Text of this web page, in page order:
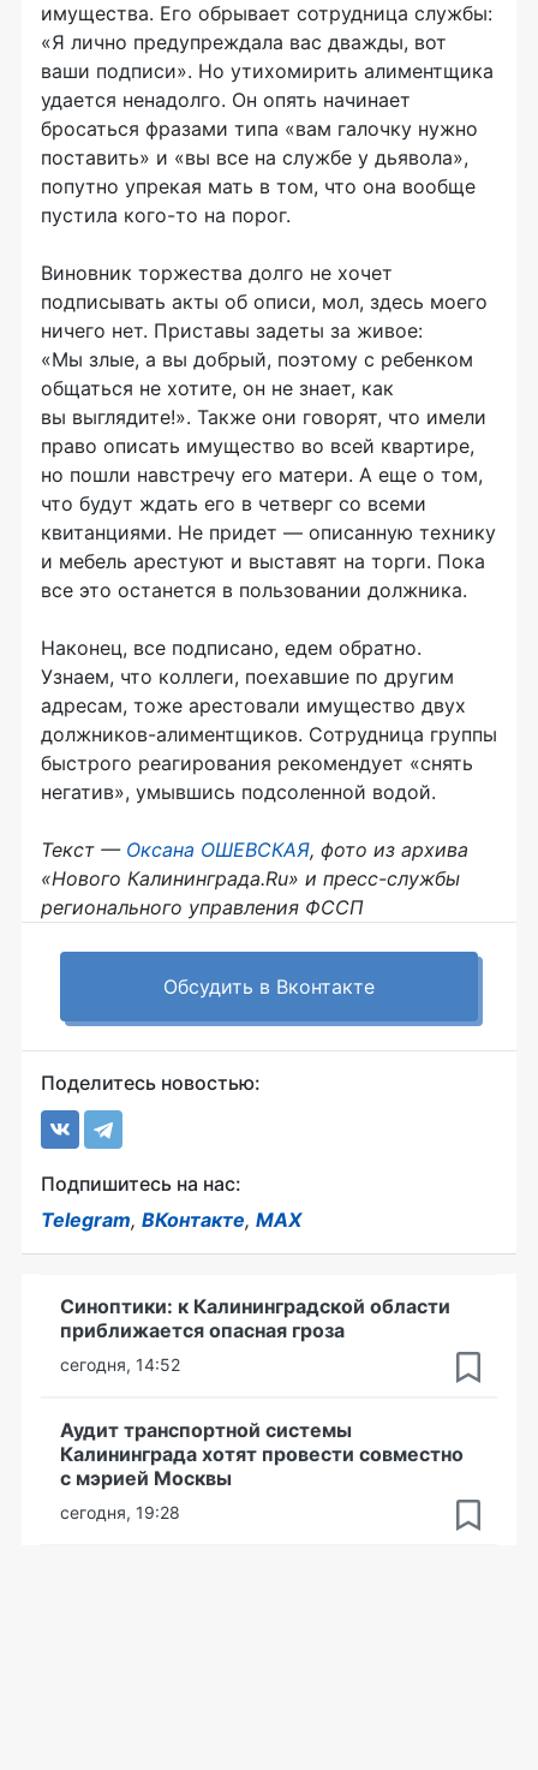
имущества. Его обрывает сотрудница службы:
«Я лично предупреждала вас дважды, вот
ваши подписи». Но утихомирить алиментщика
удается ненадолго. Он опять начинает
бросаться фразами типа «вам галочку нужно
поставить» и «вы все на службе у дьявола»,
попутно упрекая мать в том, что она вообще
пустила кого-то на порог.
Виновник торжества долго не хочет
подписывать акты об описи, мол, здесь моего
ничего нет. Приставы задеты за живое:
«Мы злые, а вы добрый, поэтому с ребенком
общаться не хотите, он не знает, как
вы выглядите!». Также они говорят, что имели
право описать имущество во всей квартире,
но пошли навстречу его матери. А еще о том,
что будут ждать его в четверг со всеми
квитанциями. Не придет — описанную технику
и мебель арестуют и выставят на торги. Пока
все это останется в пользовании должника.
Наконец, все подписано, едем обратно.
Узнаем, что коллеги, поехавшие по другим
адресам, тоже арестовали имущество двух
должников-алиментщиков. Сотрудница группы
быстрого реагирования рекомендует «снять
негатив», умывшись подсоленной водой.
Текст — Оксана ОШЕВСКАЯ, фото из архива
«Нового Калининграда.Ru» и пресс-службы
регионального управления ФССП
Обсудить в Вконтакте
Поделитесь новостью:
Подпишитесь на нас:
Telegram, ВКонтакте, MAX
Синоптики: к Калининградской области
приближается опасная гроза
сегодня, 14:52
Аудит транспортной системы
Калининграда хотят провести совместно
с мэрией Москвы
сегодня, 19:28